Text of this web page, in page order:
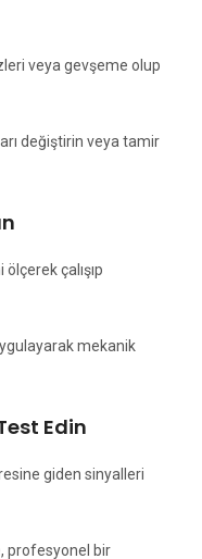
veya gevşeme olup
değiştirin veya tamir
çalışıp
mekanik
Edin
giden sinyalleri
profesyonel bir